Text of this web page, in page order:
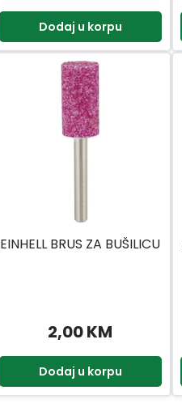
Dodaj u korpu
EINHELL BRUS ZA BUŠILICU
2,00 KM
Dodaj u korpu